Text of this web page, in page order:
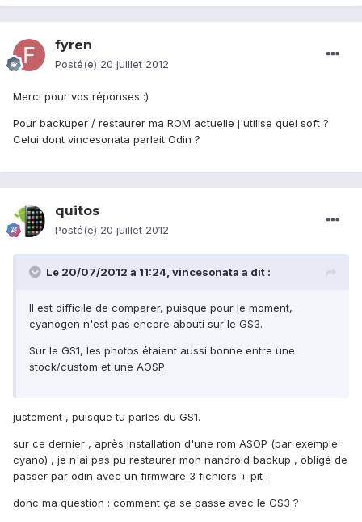
fyren
Posté(e) 20 juillet 2012
Merci pour vos réponses :)
Pour backuper / restaurer ma ROM actuelle j'utilise quel soft ?
Celui dont vincesonata parlait Odin ?
quitos
Posté(e) 20 juillet 2012
Le 20/07/2012 à 11:24, vincesonata a dit :
Il est difficile de comparer, puisque pour le moment,
cyanogen n'est pas encore abouti sur le GS3.
Sur le GS1, les photos étaient aussi bonne entre une
stock/custom et une AOSP.
justement , puisque tu parles du GS1.
sur ce dernier , après installation d'une rom ASOP (par exemple
cyano) , je n'ai pas pu restaurer mon nandroid backup , obligé de
passer par odin avec un firmware 3 fichiers + pit .
donc ma question : comment ça se passe avec le GS3 ?